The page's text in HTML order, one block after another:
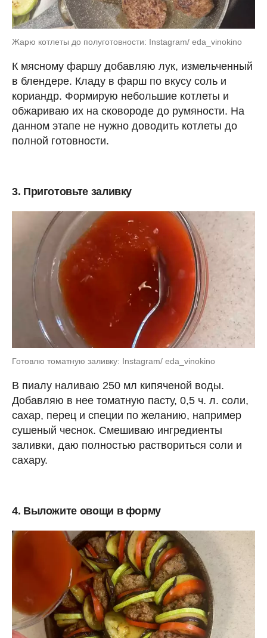
Жарю котлеты до полуготовности: Instagram/ eda_vinokino
К мясному фаршу добавляю лук, измельченный
в блендере. Кладу в фарш по вкусу соль и
кориандр. Формирую небольшие котлеты и
обжариваю их на сковороде до румяности. На
данном этапе не нужно доводить котлеты до
полной готовности.
3. Приготовьте заливку
Готовлю томатную заливку: Instagram/ eda_vinokino
В пиалу наливаю 250 мл кипяченой воды.
Добавляю в нее томатную пасту, 0,5 ч. л. соли,
сахар, перец и специи по желанию, например
сушеный чеснок. Смешиваю ингредиенты
заливки, даю полностью раствориться соли и
сахару.
4. Выложите овощи в форму